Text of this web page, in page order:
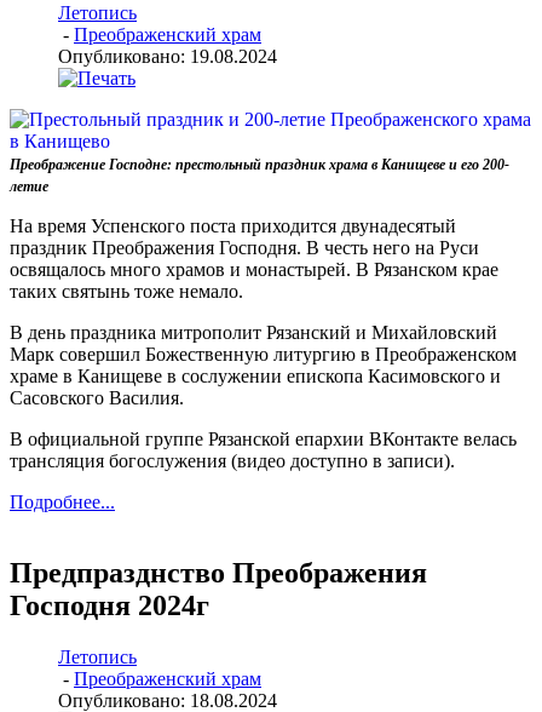
Летопись
- Преображенский храм
Опубликовано: 19.08.2024
Преображение Господне: престольный праздник храма в Канищеве и его 200-
летие
На время Успенского поста приходится двунадесятый
праздник Преображения Господня. В честь него на Руси
освящалось много храмов и монастырей. В Рязанском крае
таких святынь тоже немало.
В день праздника митрополит Рязанский и Михайловский
Марк совершил Божественную литургию в Преображенском
храме в Канищеве в сослужении епископа Касимовского и
Сасовского Василия.
В официальной группе Рязанской епархии ВКонтакте велась
трансляция богослужения (видео доступно в записи).
Подробнее...
Предпразднство Преображения
Господня 2024г
Летопись
- Преображенский храм
Опубликовано: 18.08.2024